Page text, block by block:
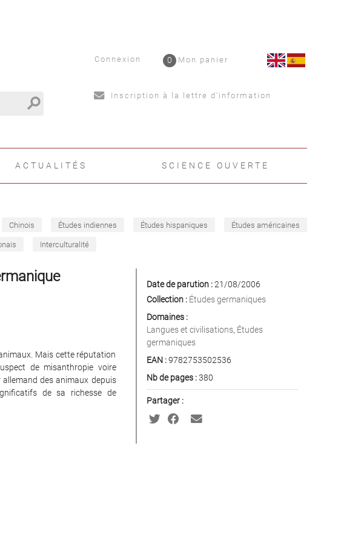
search
Connexion Mon panier
0
Inscription à la lettre d'information
ACTUALITÉS SCIENCE OUVERTE
Chinois Études indiennes Études hispaniques Études américaines
Interculturalité
Mais cette réputation
de misanthropie voire
allemand des animaux depuis
de sa richesse de
Date de parution :21/08/2006
Collection : Études germaniques
Domaines :
Langues et civilisations, Études
germaniques
EAN :9782753502536
Nb de pages :380
Partager :